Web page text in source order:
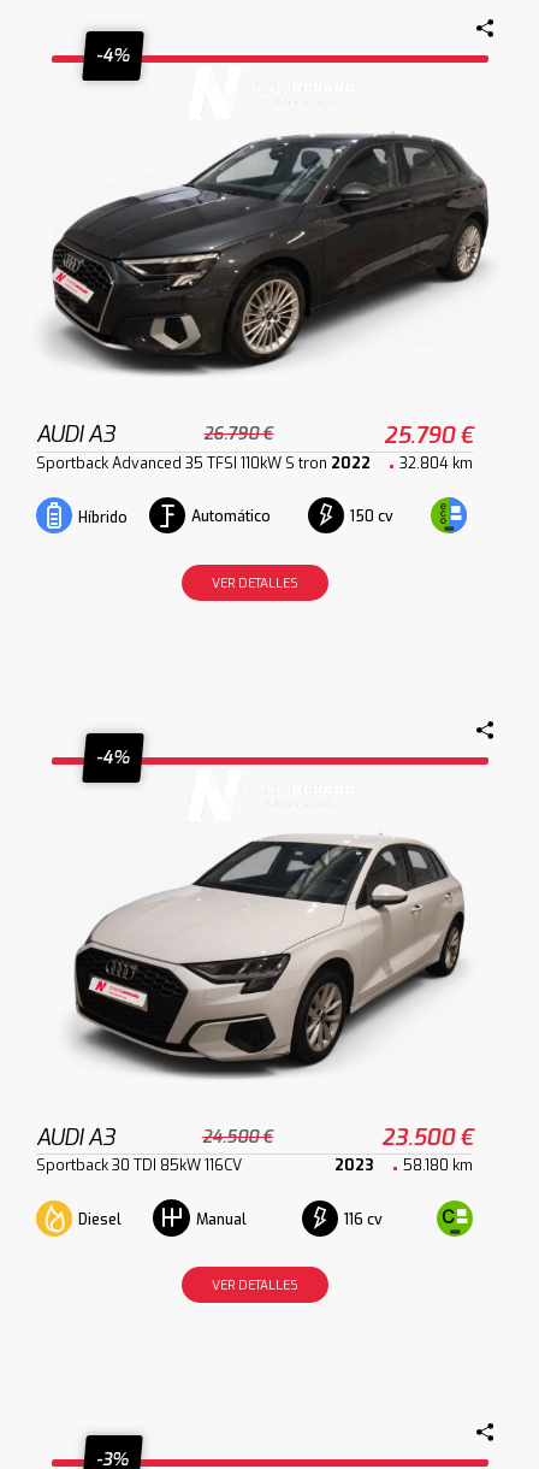
-4%
AUDI A3 26.790 € 25.790 €
Sportback Advanced 35 TFSI 110kW S tron 2022 32.804 km
Híbrido Automático 150 cv
VER DETALLES
-4%
AUDI A3 24.500 € 23.500 €
Sportback 30 TDI 85kW 116CV 2023 58.180 km
Diesel Manual 116 cv
VER DETALLES
-3%